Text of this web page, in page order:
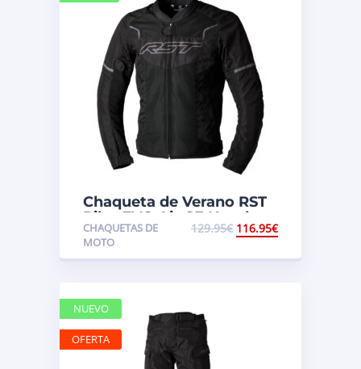
Chaqueta de Verano RST
Pilot EVO Air CE Hombre
CHAQUETAS DE
MOTO
129.95€ 116.95€
NUEVO
OFERTA